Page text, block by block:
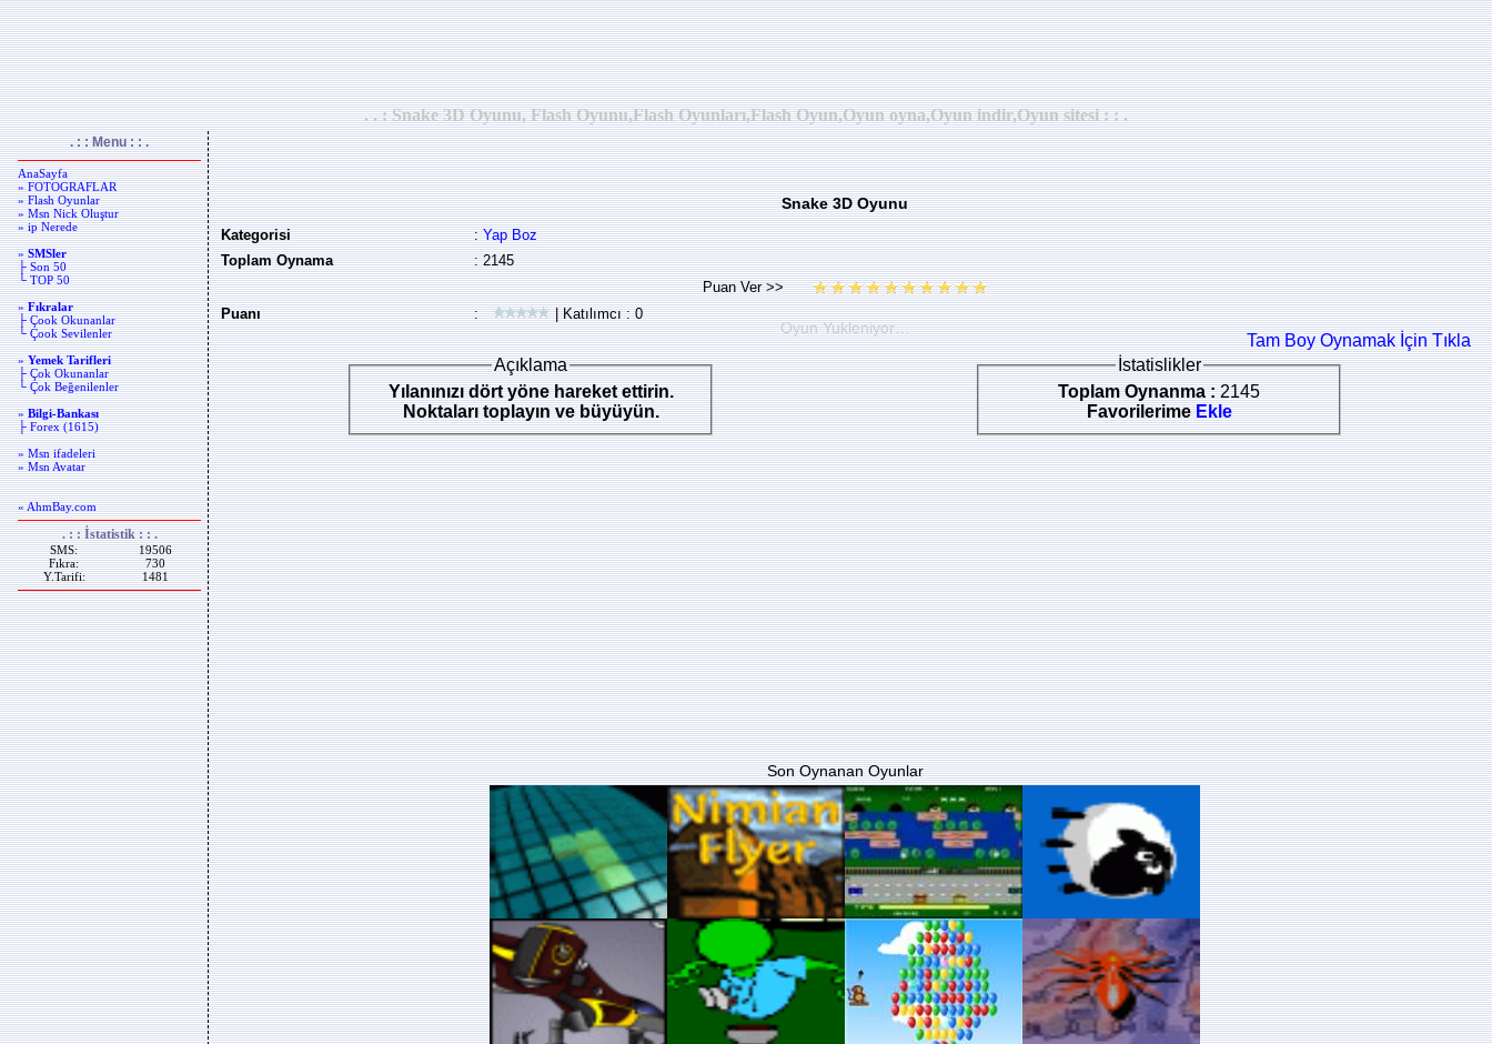
. . : Snake 3D Oyunu, Flash Oyunu,Flash Oyunları,Flash Oyun,Oyun oyna,Oyun indir,Oyun sitesi : : .
. : : Menu : : .
AnaSayfa
» FOTOGRAFLAR
» Flash Oyunlar
» Msn Nick Oluştur
» ip Nerede
»SMSler
├ Son 50
└ TOP 50
»Fıkralar
├ Çook Okunanlar
└ Çook Sevilenler
»Yemek Tarifleri
├ Çok Okunanlar
└ Çok Beğenilenler
»Bilgi-Bankası
├ Forex (1615)
» Msn ifadeleri
» Msn Avatar
« AhmBay.com
. : : İstatistik : : .
SMS:
19506
Fıkra:
730
Y.Tarifi:
1481
Snake 3D Oyunu
Kategorisi :Yap Boz
Toplam Oynama
: 2145
Puanı : | Katılımcı : 0
Oyun Yukleniyor…
Tam Boy Oynamak İçin Tıkla
Açıklama
Yılanınızı dört yöne hareket ettirin.
Noktaları toplayın ve büyüyün.
İstatislikler
Toplam Oynanma :2145
FavorilerimeEkle
Son Oynanan Oyunlar